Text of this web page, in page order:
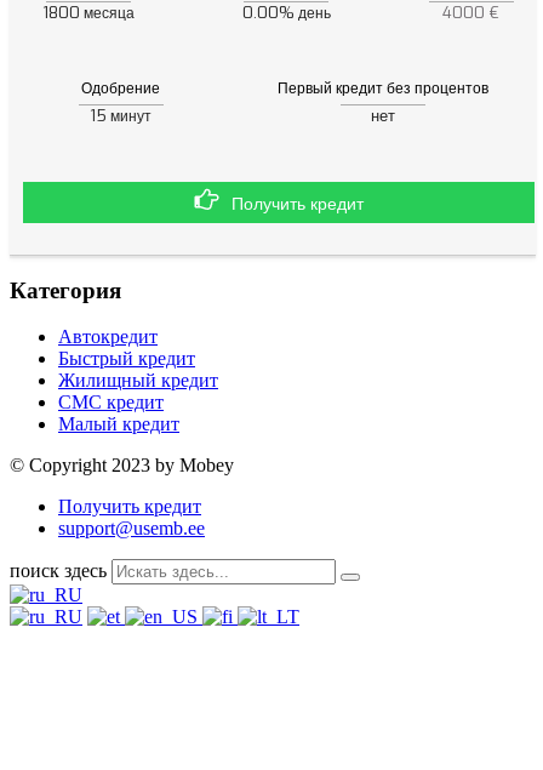
1800 месяца 0.00% день 4000 €
Одобрение
15 минут
Первый кредит без процентов
нет
Получить кредит
Категория
Автокредит
Быстрый кредит
Жилищный кредит
СМС кредит
Малый кредит
© Copyright 2023 by Mobey
Получить кредит
support@usemb.ee
поиск здесь